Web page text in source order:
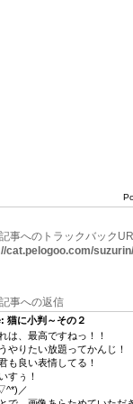
事へのトラックバック
cat.pelogoo.com/
事への返信
猫に小判～その２
は、最高ですねっ！！
やりたい放題ってかんじ！
も良い表情してる！
すぅ！
／